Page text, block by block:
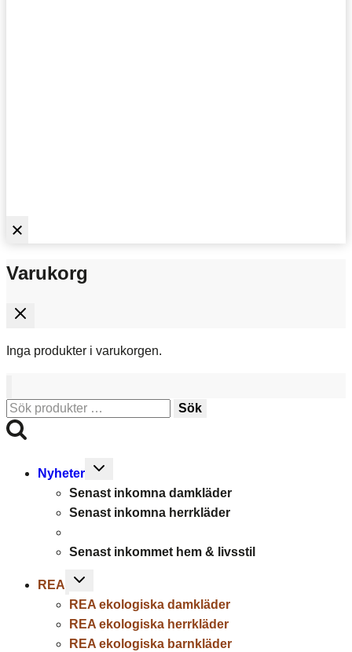
Varukorg
Inga produkter i varukorgen.
Sök
efter:
Sök
Nyheter
Toggle
menu
Senast inkomna damkläder
Senast inkomna herrkläder
Senast inkommet hem & livsstil
REA
Toggle
menu
REA ekologiska damkläder
REA ekologiska herrkläder
REA ekologiska barnkläder